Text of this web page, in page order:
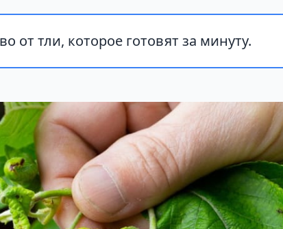
от тли, которое готовят за минуту.